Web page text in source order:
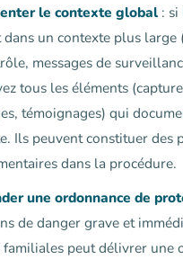
le contexte global :
dans un contexte plus large
messages de
tous les éléments
témoignages) qui
Ils peuvent constituer des
dans la procédure.
une ordonnance de
de danger grave et
familiales peut délivrer une